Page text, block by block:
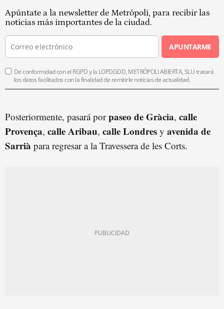
Apúntate a la newsletter de Metrópoli, para recibir las
noticias más importantes de la ciudad.
APUNTARME
De conformidad con el RGPD y la LOPDGDD, METRÓPOLI ABIERTA, SLU tratará
los datos facilitados con la finalidad de remitirle noticias de actualidad.
Posteriormente, pasará porpaseo deGràcia, calle
Provença, calle Aribau, calleLondres y avenida de
Sarrià para regresar a la Travessera de les Corts.